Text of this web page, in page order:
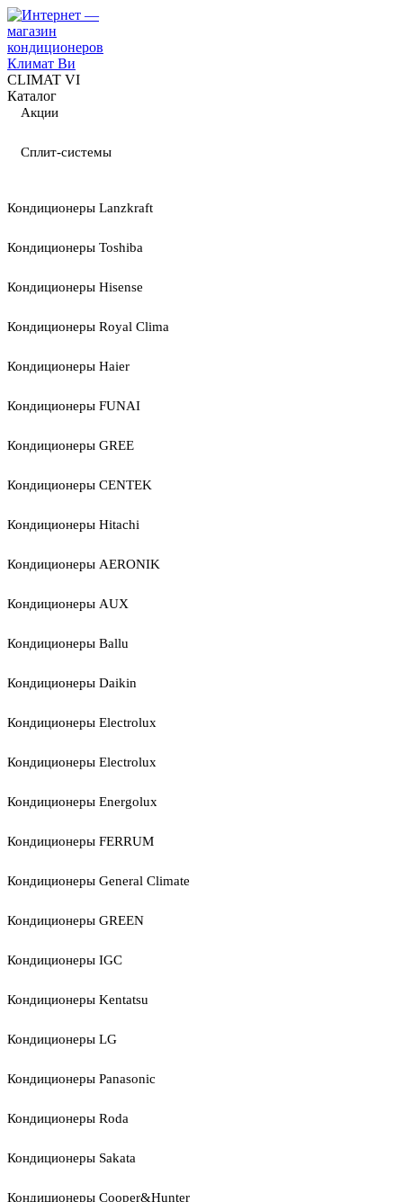
CLIMAT VI
Каталог
Акции
Сплит-системы
Кондиционеры Lanzkraft
Кондиционеры Toshiba
Кондиционеры Hisense
Кондиционеры Royal Clima
Кондиционеры Haier
Кондиционеры FUNAI
Кондиционеры GREE
Кондиционеры CENTEK
Кондиционеры Hitachi
Кондиционеры AERONIK
Кондиционеры AUX
Кондиционеры Ballu
Кондиционеры Daikin
Кондиционеры Electrolux
Кондиционеры Electrolux
Кондиционеры Energolux
Кондиционеры FERRUM
Кондиционеры General Climate
Кондиционеры GREEN
Кондиционеры IGC
Кондиционеры Kentatsu
Кондиционеры LG
Кондиционеры Panasonic
Кондиционеры Roda
Кондиционеры Sakata
Кондиционеры Cooper&Hunter